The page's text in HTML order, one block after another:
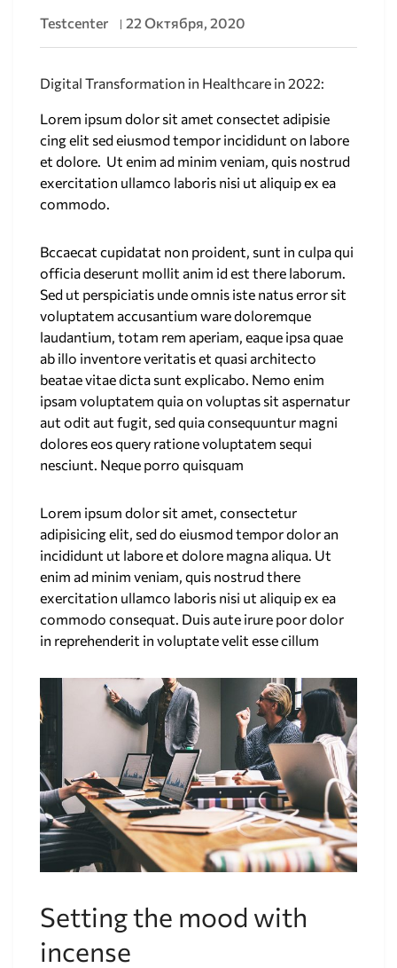
Testcenter
22 Октября, 2020
Digital Transformation in Healthcare in 2022:
Lorem ipsum dolor sit amet consectet adipisie
cing elit sed eiusmod tempor incididunt on labore
et dolore. Ut enim ad minim veniam, quis nostrud
exercitation ullamco laboris nisi ut aliquip ex ea
commodo.
Bccaecat cupidatat non proident, sunt in culpa qui
officia deserunt mollit anim id est there laborum.
Sed ut perspiciatis unde omnis iste natus error sit
voluptatem accusantium ware doloremque
laudantium, totam rem aperiam, eaque ipsa quae
ab illo inventore veritatis et quasi architecto
beatae vitae dicta sunt explicabo. Nemo enim
ipsam voluptatem quia on voluptas sit aspernatur
aut odit aut fugit, sed quia consequuntur magni
dolores eos query ratione voluptatem sequi
nesciunt. Neque porro quisquam
Lorem ipsum dolor sit amet, consectetur
adipisicing elit, sed do eiusmod tempor dolor an
incididunt ut labore et dolore magna aliqua. Ut
enim ad minim veniam, quis nostrud there
exercitation ullamco laboris nisi ut aliquip ex ea
commodo consequat. Duis aute irure poor dolor
in reprehenderit in voluptate velit esse cillum
Setting the mood with
incense